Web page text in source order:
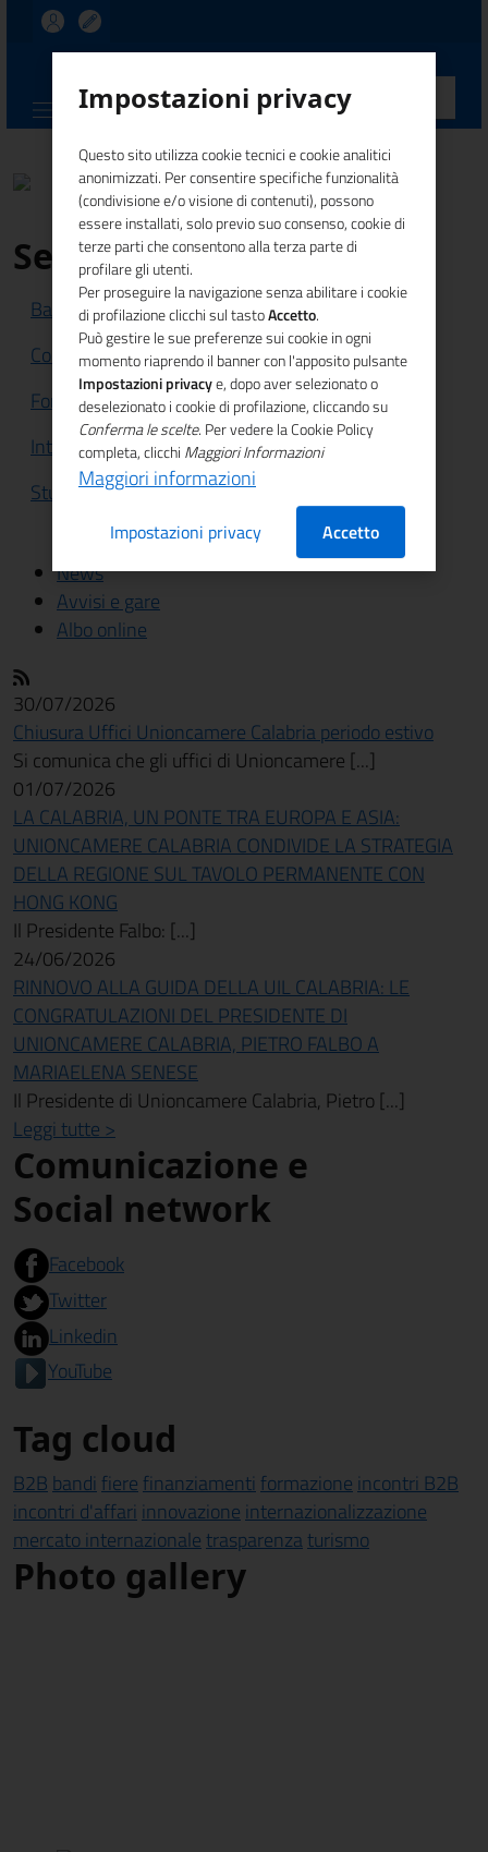
CALABRIA
Servizi
Bandi e Finanziamenti
Competitività sistema imprenditoriale
Formazione e lavoro
Innovazione
Internazionalizzazione
Legalità
Studi e statistiche
News
Avvisi e gare
Albo online
30/07/2026
Chiusura Uffici Unioncamere Calabria periodo estivo
Si comunica che gli uffici di Unioncamere [...]
01/07/2026
LA CALABRIA, UN PONTE TRA EUROPA E ASIA:
UNIONCAMERE CALABRIA CONDIVIDE LA STRATEGIA
DELLA REGIONE SUL TAVOLO PERMANENTE CON
HONG KONG
Il Presidente Falbo: [...]
24/06/2026
RINNOVO ALLA GUIDA DELLA UIL CALABRIA: LE
CONGRATULAZIONI DEL PRESIDENTE DI
UNIONCAMERE CALABRIA, PIETRO FALBO A
MARIAELENA SENESE
Il Presidente di Unioncamere Calabria, Pietro [...]
Leggi tutte >
Comunicazione e
Social network
Facebook
Twitter
Linkedin
YouTube
Tag cloud
B2B bandi fiere finanziamenti formazione incontri B2B
incontri d'affari innovazione internazionalizzazione
mercato internazionaletrasparenzaturismo
Photo gallery
Impostazioni privacy
Questo sito utilizza cookie tecnici e cookie analitici
anonimizzati. Per consentire specifiche funzionalità
(condivisione e/o visione di contenuti), possono
essere installati, solo previo suo consenso, cookie di
terze parti che consentono alla terza parte di
profilare gli utenti.
Per proseguire la navigazione senza abilitare i cookie
di profilazione clicchi sul tastoAccetto.
Può gestire le sue preferenze sui cookie in ogni
momento riaprendo il banner con l'apposito pulsante
Impostazioni privacye, dopo aver selezionato o
deselezionato i cookie di profilazione, cliccando su
Conferma le scelte. Per vedere la Cookie Policy
completa, clicchi Maggiori Informazioni
Maggiori informazioni
Impostazioni privacy Accetto